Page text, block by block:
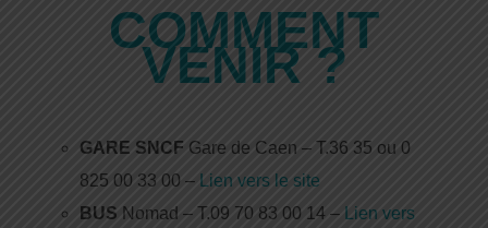
COMMENT
VENIR ?
GARE SNCF Gare de Caen – T.36 35 ou 0
825 00 33 00 – Lien vers le site
BUS Nomad – T.09 70 83 00 14 –
Lien vers